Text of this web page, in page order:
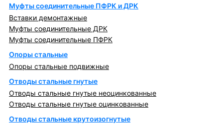
Муфты соединительные ПФРК и ДРК
Вставки демонтажные
Муфты соединительные ДРК
Муфты соединительные ПФРК
Опоры стальные
Опоры стальные подвижные
Отводы стальные гнутые
Отводы стальные гнутые неоцинкованные
Отводы стальные гнутые оцинкованные
Отводы стальные крутоизогнутые